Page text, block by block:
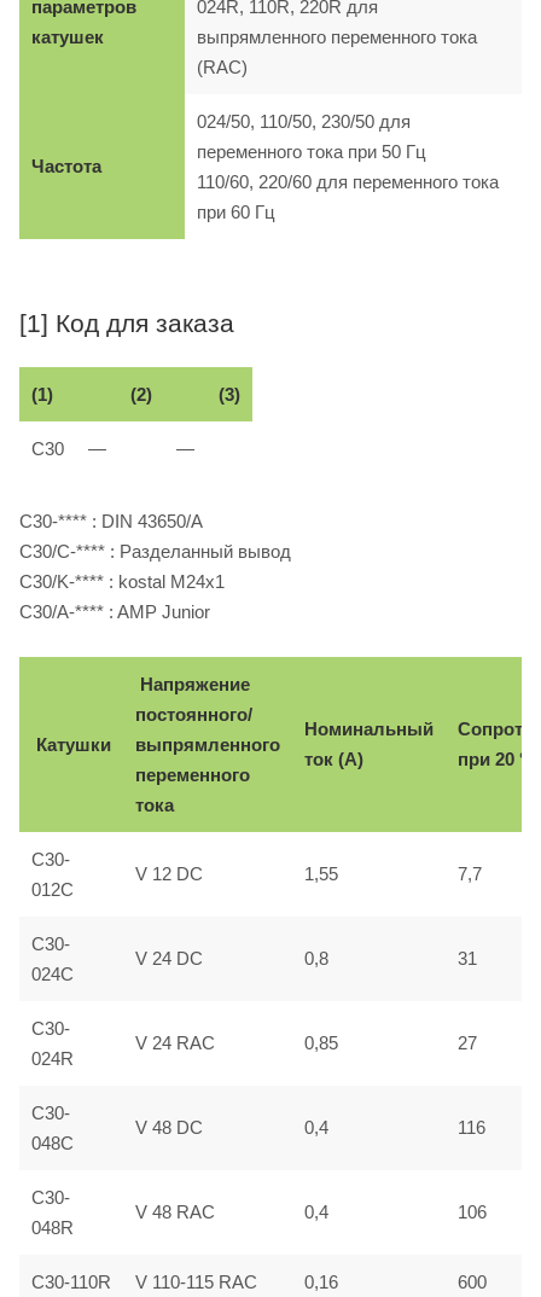
параметров
катушек
024R, 110R, 220R для
выпрямленного переменного тока
(RAC)
Частота
024/50, 110/50, 230/50 для
переменного тока при 50 Гц
110/60, 220/60 для переменного тока
при 60 Гц
[1] Код для заказа
(1) (2) (3)
С30 — —
C30-**** : DIN 43650/A
C30/C-**** : Разделанный вывод
C30/K-**** : kostal M24x1
C30/A-**** : AMP Junior
Катушки
Напряжение
постоянного/
выпрямленного
переменного
тока
Номинальный
ток (А)
при 20
C30-
012C
V 12 DC 1,55 7,7
C30-
024C
V 24 DC 0,8 31
C30-
024R
V 24 RAC 0,85 27
C30-
048C
V 48 DC 0,4 116
C30-
048R
V 48 RAC 0,4 106
C30-110R V 110-115 RAC 0,16 600